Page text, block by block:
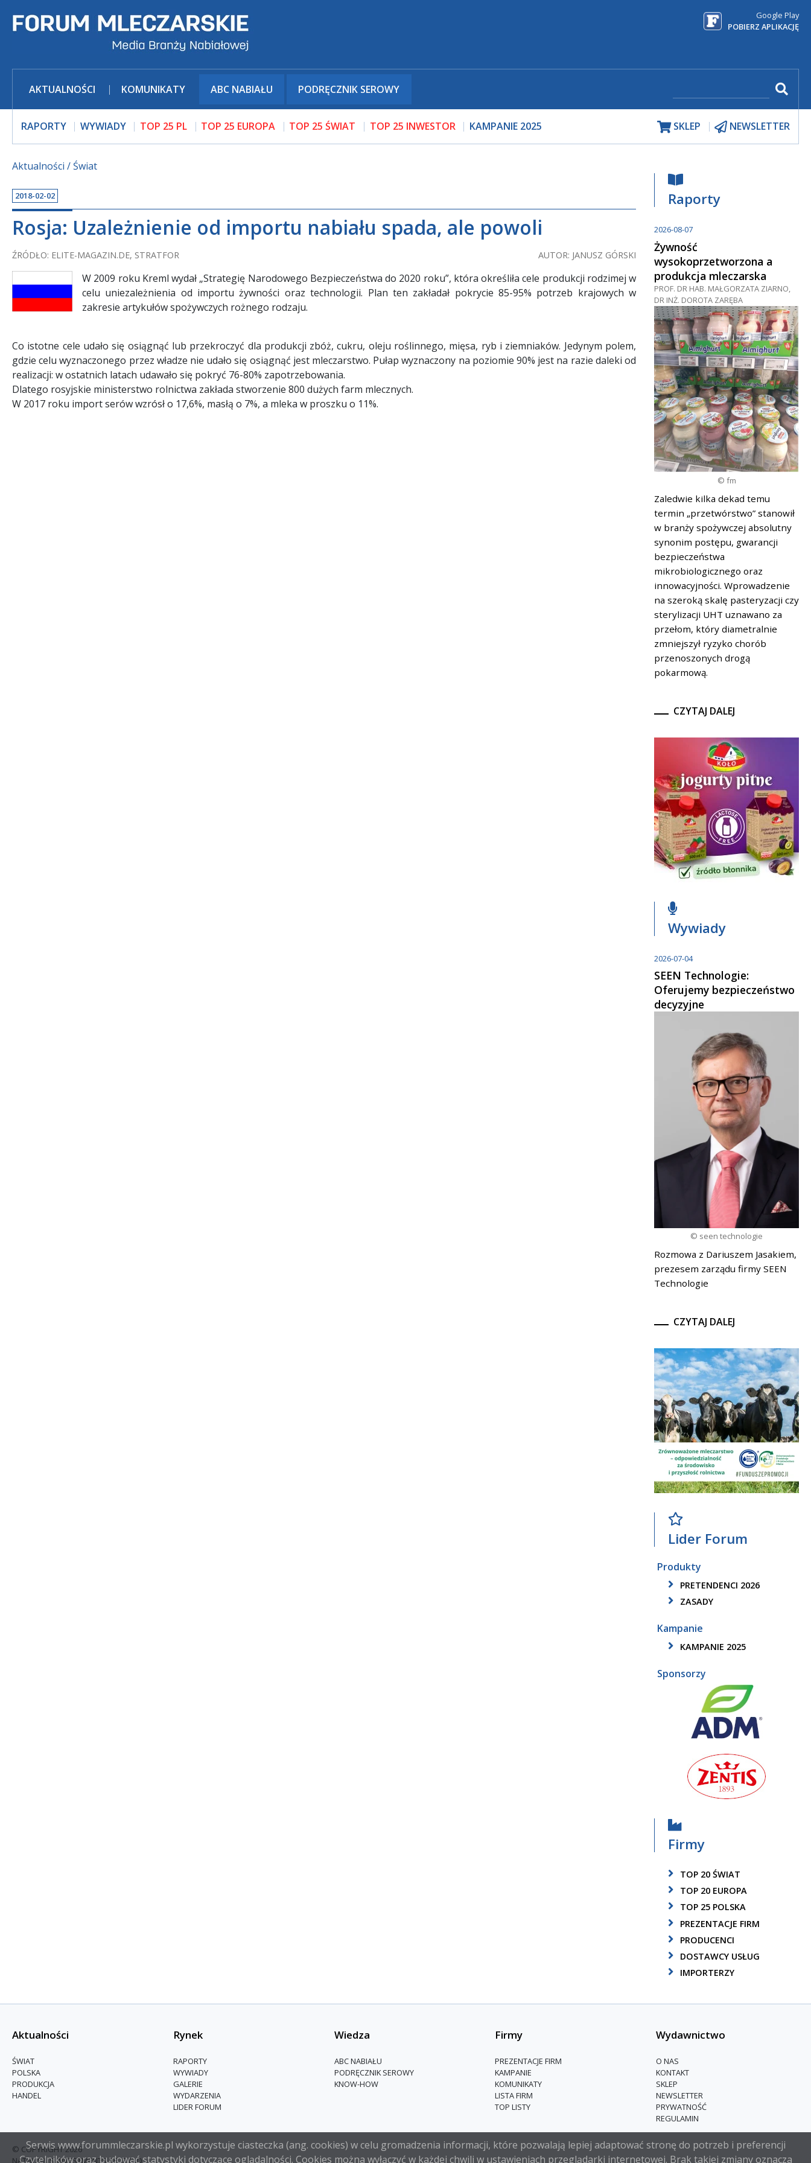
Google Play
POBIERZ APLIKACJĘ
AKTUALNOŚCI KOMUNIKATY ABC NABIAŁU PODRĘCZNIK SEROWY
RAPORTY WYWIADY TOP 25 PL TOP 25 EUROPA TOP 25 ŚWIAT TOP 25 INWESTOR KAMPANIE 2025 SKLEP NEWSLETTER
Aktualności Świat
2018-02-02
Rosja: Uzależnienie od importu nabiału spada, ale powoli
ŹRÓDŁO: ELITE-MAGAZIN.DE, STRATFOR AUTOR: JANUSZ GÓRSKI
W 2009 roku Kreml wydał „Strategię Narodowego Bezpieczeństwa do 2020 roku”, która określiła cele produkcji rodzimej w
celu uniezależnienia od importu żywności oraz technologii. Plan ten zakładał pokrycie 85-95% potrzeb krajowych w
zakresie artykułów spożywczych rożnego rodzaju.
Co istotne cele udało się osiągnąć lub przekroczyć dla produkcji zbóż, cukru, oleju roślinnego, mięsa, ryb i ziemniaków. Jedynym polem,
gdzie celu wyznaczonego przez władze nie udało się osiągnąć jest mleczarstwo. Pułap wyznaczony na poziomie 90% jest na razie daleki od
realizacji: w ostatnich latach udawało się pokryć 76-80% zapotrzebowania.
Dlatego rosyjskie ministerstwo rolnictwa zakłada stworzenie 800 dużych farm mlecznych.
W 2017 roku import serów wzrósł o 17,6%, masłą o 7%, a mleka w proszku o 11%.
Raporty
2026-08-07
Żywność
wysokoprzetworzona a
produkcja mleczarska
PROF. DR HAB. MAŁGORZATA ZIARNO,
DR INŻ. DOROTA ZARĘBA
© fm
Zaledwie kilka dekad temu
termin „przetwórstwo” stanowił
w branży spożywczej absolutny
synonim postępu, gwarancji
bezpieczeństwa
mikrobiologicznego oraz
innowacyjności. Wprowadzenie
na szeroką skalę pasteryzacji czy
sterylizacji UHT uznawano za
przełom, który diametralnie
zmniejszył ryzyko chorób
przenoszonych drogą
pokarmową.
CZYTAJ DALEJ
Wywiady
2026-07-04
SEEN Technologie:
Oferujemy bezpieczeństwo
decyzyjne
© seen technologie
Rozmowa z Dariuszem Jasakiem,
prezesem zarządu firmy SEEN
Technologie
CZYTAJ DALEJ
Lider Forum
Produkty
PRETENDENCI 2026
ZASADY
Kampanie
KAMPANIE 2025
Sponsorzy
Firmy
TOP 20 ŚWIAT
TOP 20 EUROPA
TOP 25 POLSKA
PREZENTACJE FIRM
PRODUCENCI
DOSTAWCY USŁUG
IMPORTERZY
Aktualności
ŚWIAT
POLSKA
PRODUKCJA
HANDEL
Rynek
RAPORTY
WYWIADY
GALERIE
WYDARZENIA
LIDER FORUM
Wiedza
ABC NABIAŁU
PODRĘCZNIK SEROWY
KNOW-HOW
Firmy
PREZENTACJE FIRM
KAMPANIE
KOMUNIKATY
LISTA FIRM
TOP LISTY
Wydawnictwo
O NAS
KONTAKT
SKLEP
NEWSLETTER
PRYWATNOŚĆ
REGULAMIN
© COPYRIGHT 2026
NATHUSIUS INVESTMENTS SP. Z O.O.
Serwis www.forummleczarskie.pl wykorzystuje ciasteczka (ang. cookies) w celu gromadzenia informacji, które pozwalają lepiej adaptować stronę do potrzeb i preferencji
Czytelników oraz budować statystyki dotyczące oglądalności. Cookies można wyłączyć w każdej chwili w ustawieniach przeglądarki internetowej. Brak takiej zmiany oznacza